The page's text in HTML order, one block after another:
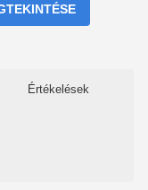
Értékelések